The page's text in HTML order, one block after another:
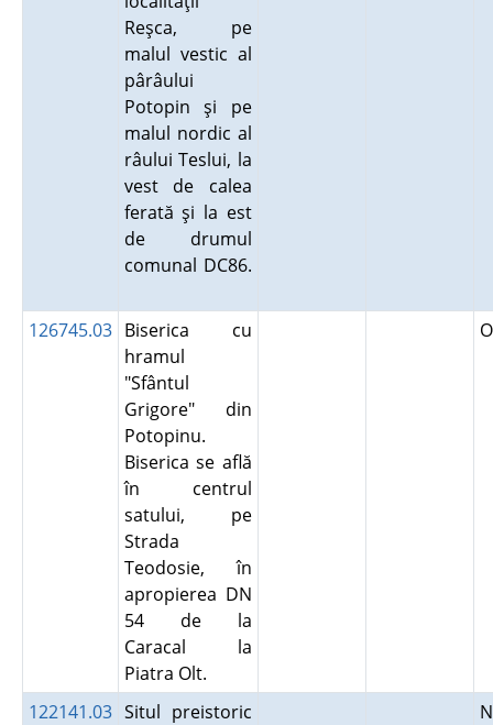
Reşca, pe
malul vestic al
pârâului
Potopin şi pe
malul nordic al
râului Teslui, la
vest de calea
ferată şi la est
de drumul
comunal DC86.
126745.03 Biserica cu
hramul
"Sfântul
Grigore" din
Potopinu.
Biserica se află
în centrul
satului, pe
Strada
Teodosie, în
apropierea DN
54 de la
Caracal la
Piatra Olt.
122141.03 Situl preistoric